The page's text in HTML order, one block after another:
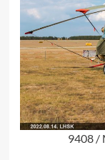
9408 /